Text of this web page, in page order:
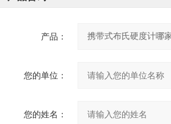
产品：
您的单位：
您的姓名：